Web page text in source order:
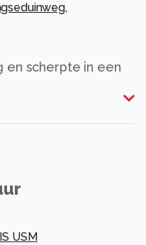
,
en scherpte in een
USM